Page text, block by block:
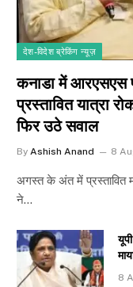
देश-विदेश ब्रेकिंग न्यूज़
कनाडा में आरएसएस
प्रस्तावित यात्रा
फिर उठे सवाल
By Ashish Anand 8
अगस्त के अंत में प्रस्तावित
ने…
8